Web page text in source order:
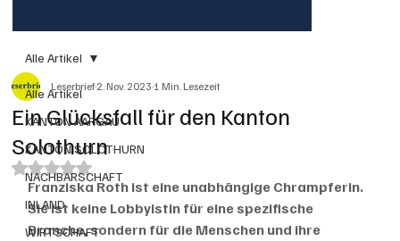
Alle Artikel
KANTON AARGAU
KANTON SOLOTHURN
NACHBARSCHAFT
INLAND
WIRTSCHAFT
Alle Artikel
Ein Glücksfall für den Kanton
Solothurn
Leserbrief2. Nov. 20231 Min. Lesezeit
Mit NaN von 5 Sternen bewertet.
Franziska Roth ist eine unabhängige Chrampferin.
Sie ist keine Lobbyistin für eine spezifische
Branche, sondern für die Menschen und ihre